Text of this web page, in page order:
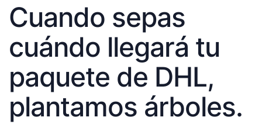
Cuando sepas
cuándo llegará tu
paquete de DHL,
plantamos árboles.